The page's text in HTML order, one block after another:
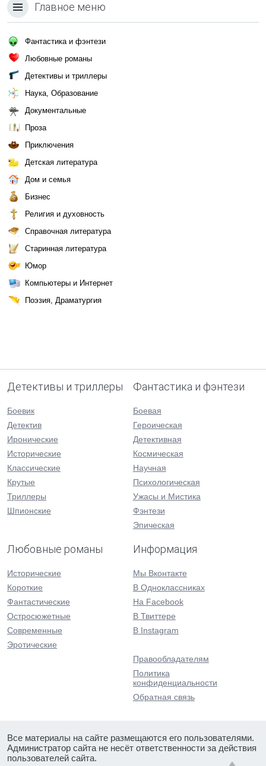
Главное меню
Фантастика и фэнтези
Любовные романы
Детективы и триллеры
Наука, Образование
Документальные
Проза
Приключения
Детская литература
Дом и семья
Бизнес
Религия и духовность
Справочная литература
Старинная литература
Юмор
Компьютеры и Интернет
Поэзия, Драматургия
Детективы и триллеры
Боевик
Детектив
Иронические
Исторические
Классические
Крутые
Триллеры
Шпионские
Фантастика и фэнтези
Боевая
Героическая
Детективная
Космическая
Научная
Психологическая
Ужасы и Мистика
Фэнтези
Эпическая
Любовные романы
Исторические
Короткие
Фантастические
Остросюжетные
Современные
Эротические
Информация
Мы Вконтакте
В Одноклассниках
На Facebook
В Твиттере
В Instagram
Правообладателям
Политика
конфиденциальности
Обратная связь
Все материалы на сайте размещаются его пользователями.
Администратор сайта не несёт ответственности за действия
пользователей сайта.